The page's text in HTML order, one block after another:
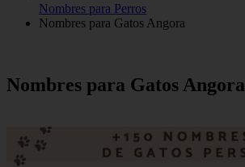
Nombres para Perros
Nombres para Gatos Angora
Nombres para Gatos Angora